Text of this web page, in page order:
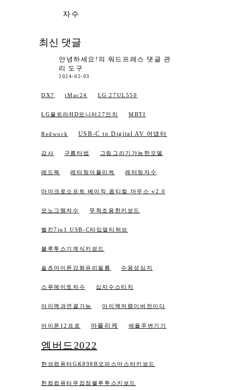
자수
최신 댓글
안녕하세요! 의 워드프레스 댓글 관
리 도구
2024-02-03
DX7 iMac24 LG 27UL550
LG울트라HD모니터27인치 MBTI
Redwork USB-C to Digital AV 어댑터
감사 구름타법 그림그리기가능한모델
레드웍 레터링아플리케 레터링자수
마이크로소프트 베이직 옵티컬 마우스 v2.0
모노그램자수 무척조용한키보드
벨킨7in1 USB-C타입멀티허브
블루투스기계식키보드
솔츠아이폰강화유리필름 수용성심지
스푸메이토자수 십자수스티치
아이맥과연결가능 아이맥저렴이버전이다
아이폰12프로 아플리케 애플주변기기
엠버드2022
한성컴퓨터GK898B오피스마스터키보드
한컴컴퓨터무접점블루투스키보드